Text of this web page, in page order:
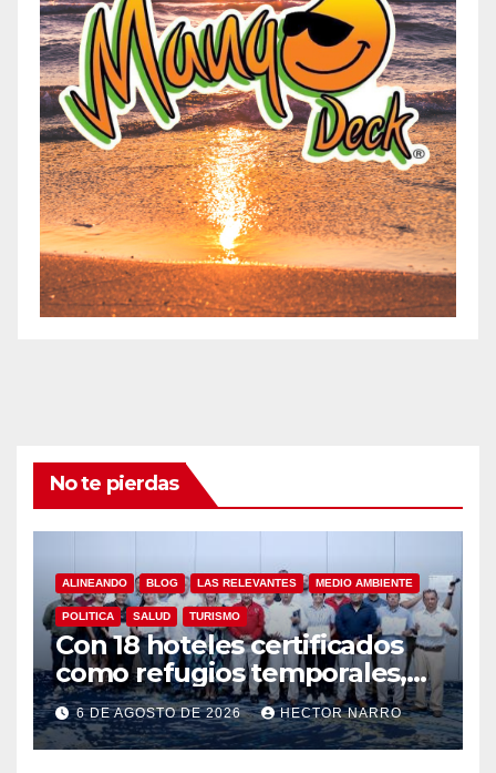
No te pierdas
ALINEANDO BLOG LAS RELEVANTES MEDIO AMBIENTE
POLITICA SALUD TURISMO
Con 18 hoteles certificados
como refugios temporales,
Gobierno de Los Cabos
refuerza la prevención y
garantiza un destino seguro
6 DE AGOSTO DE 2026 HECTOR NARRO